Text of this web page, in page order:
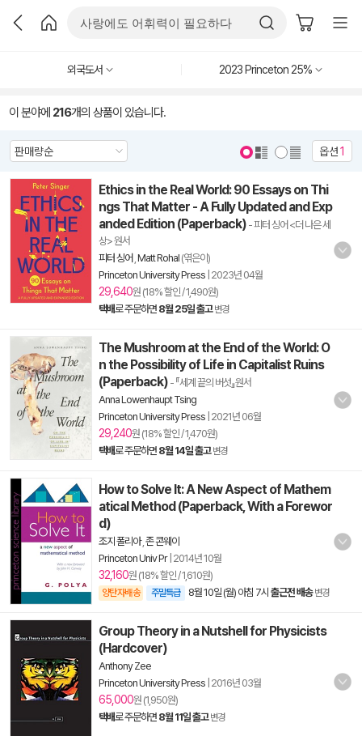
외국도서 2023 Princeton 25%
이 분야에 216개의 상품이 있습니다.
옵션1
Ethics in the Real World: 90 Essays on Thi
ngs That Matter - A Fully Updated and Exp
anded Edition (Paperback) - 피터 싱어 <더 나은 세
상> 원서
피터 싱어 Matt Rohal (엮은이)
Princeton University Press 2023년 04월
29,640원 (18% 할인 / 1,490원)
택배로 주문하면 8월 25일 출고 변경
The Mushroom at the End of the World: O
n the Possibility of Life in Capitalist Ruins
(Paperback) - 『세계 끝의 버섯』원서
Anna Lowenhaupt Tsing
Princeton University Press 2021년 06월
29,240원 (18% 할인 / 1,470원)
택배로 주문하면 8월 14일 출고 변경
How to Solve It: A New Aspect of Mathem
atical Method (Paperback, With a Forewor
d)
조지 폴리아, 존 콘웨이
Princeton Univ Pr| 2014년 10월
32,160원 (18% 할인 / 1,610원)
양탄자배송 주말특급 8월 10일 (월) 아침 7시 출근전 배송 변경
Group Theory in a Nutshell for Physicists
(Hardcover)
Anthony Zee
Princeton University Press 2016년 03월
65,000원 (1,950원)
택배로 주문하면 8월 11일 출고 변경